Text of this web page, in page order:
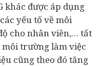
khác được áp dụng
yếu tố về môi
cho nhân viên,… tất
môi trường làm việc
cũng theo đó tăng